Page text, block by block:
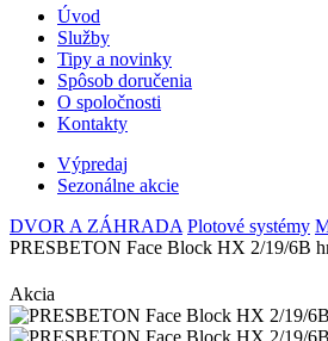
Úvod
Služby
Tipy a novinky
Spôsob doručenia
O spoločnosti
Kontakty
Výpredaj
Sezonálne akcie
DVOR A ZÁHRADA Plotové systémy
PRESBETON Face Block HX 2/19/6B
Akcia